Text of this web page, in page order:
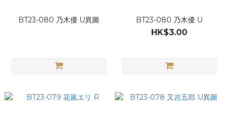
BT23-080 乃木優 U異圖 BT23-080 乃木優 U
HK$3.00